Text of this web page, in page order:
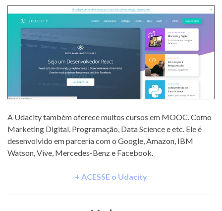
A Udacity também oferece muitos cursos em MOOC. Como
Marketing Digital, Programação, Data Science e etc. Ele é
desenvolvido em parceria com o Google, Amazon, IBM
Watson, Vive, Mercedes-Benz e Facebook.
+ ACESSE o Udacity